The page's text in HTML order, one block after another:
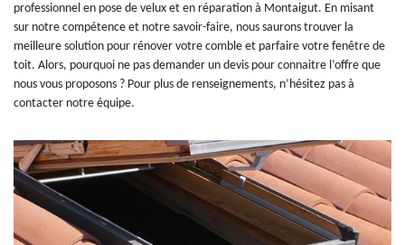
professionnel en pose de velux et en réparation à Montaigut. En misant
sur notre compétence et notre savoir-faire, nous saurons trouver la
meilleure solution pour rénover votre comble et parfaire votre fenêtre de
toit. Alors, pourquoi ne pas demander un devis pour connaitre l’offre que
nous vous proposons ? Pour plus de renseignements, n’hésitez pas à
contacter notre équipe.